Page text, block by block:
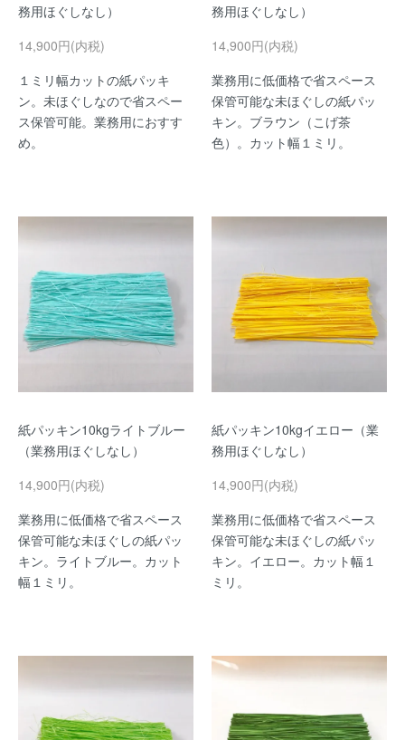
務用ほぐしなし）
14,900円(内税)
１ミリ幅カットの紙パッキ
ン。未ほぐしなので省スペー
ス保管可能。業務用におすす
め。
務用ほぐしなし）
14,900円(内税)
業務用に低価格で省スペース
保管可能な未ほぐしの紙パッ
キン。ブラウン（こげ茶
色）。カット幅１ミリ。
紙パッキン10kgライトブルー
（業務用ほぐしなし）
14,900円(内税)
業務用に低価格で省スペース
保管可能な未ほぐしの紙パッ
キン。ライトブルー。カット
幅１ミリ。
紙パッキン10kgイエロー（業
務用ほぐしなし）
14,900円(内税)
業務用に低価格で省スペース
保管可能な未ほぐしの紙パッ
キン。イエロー。カット幅１
ミリ。